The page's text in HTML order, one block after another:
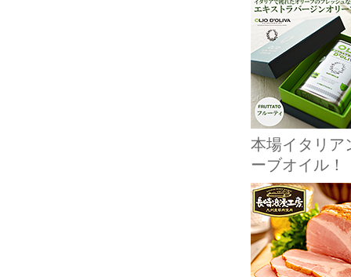
本場イタリア
ーブオイル！